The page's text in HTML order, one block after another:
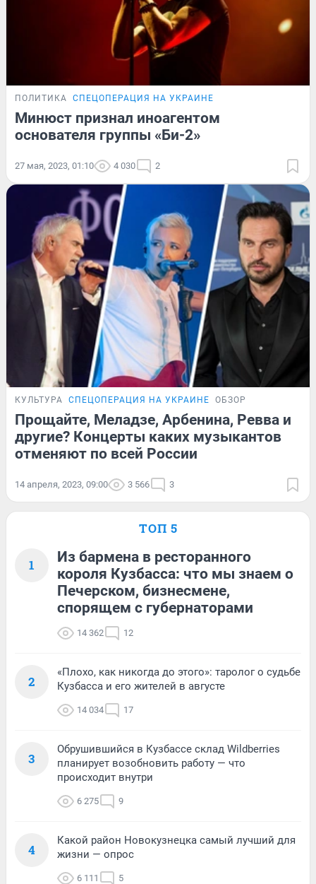
ПОЛИТИКА СПЕЦОПЕРАЦИЯ НА УКРАИНЕ
Минюст признал иноагентом
основателя группы «Би-2»
27 мая, 2023, 01:10 4 030 2
КУЛЬТУРА СПЕЦОПЕРАЦИЯ НА УКРАИНЕ ОБЗОР
Прощайте, Меладзе, Арбенина, Ревва и
другие? Концерты каких музыкантов
отменяют по всей России
14 апреля, 2023, 09:00 3 566 3
ТОП 5
1
Из бармена в ресторанного
короля Кузбасса: что мы знаем о
Печерском, бизнесмене,
спорящем с губернаторами
14 362 12
2
«Плохо, как никогда до этого»: таролог о судьбе
Кузбасса и его жителей в августе
14 034 17
3
Обрушившийся в Кузбассе склад Wildberries
планирует возобновить работу — что
происходит внутри
6 275 9
4
Какой район Новокузнецка самый лучший для
жизни — опрос
6 111 5